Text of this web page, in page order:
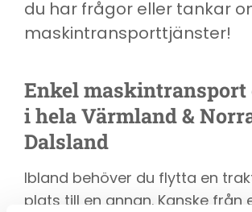
du har frågor eller tankar
maskintransporttjänster!
Enkel maskintransport
i hela Värmland &
Dalsland
Ibland behöver du flytta en
plats till en annan. Kanske från